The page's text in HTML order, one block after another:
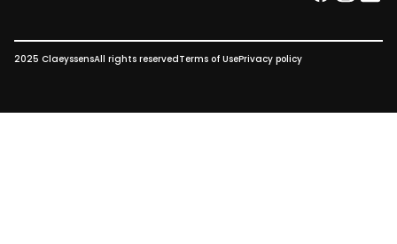
2025 ClaeyssensAll rights reservedTerms of UsePrivacy policy